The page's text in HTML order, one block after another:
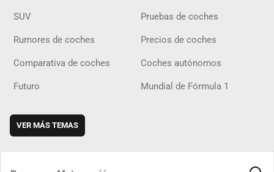
SUV Pruebas de coches
Rumores de coches Precios de coches
Comparativa de coches Coches autónomos
Futuro Mundial de Fórmula 1
VER MÁS TEMAS